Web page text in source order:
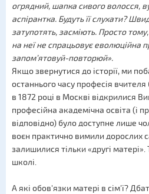
огрядний, шапка сивого волосся,
аспірантка. Будуть її слухати?
затупотять, засміють. Просто
на неї не спрацьовує еволюційна
запом’ятовуй-повторюй».
Якщо звернутися до історії, ми
останнього часу професія
в 1872 році в Москві відкрилися
професійна академічна освіта (і
відповідно) було доступне лише
воєн практично вимили дорослих
залишилися тільки «другі
школі.
А які обов'язки матері в сім'ї?